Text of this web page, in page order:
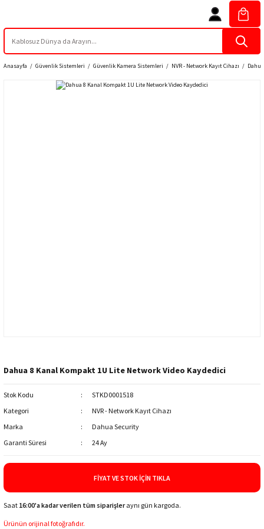
Anasayfa Güvenlik Sistemleri Güvenlik Kamera Sistemleri NVR - Network Kayıt Cihazı
Dahua 8 Kanal Kompakt 1U Lite Network Video Kaydedici
Stok Kodu
STKD0001518
Kategori
NVR - Network Kayıt Cihazı
Marka
Dahua Security
Garanti Süresi
24 Ay
FIYAT VE STOK İÇIN TIKLA
Saat 16:00'a kadar verilen tüm siparişleraynı gün kargoda.
Ürünün orijinal fotoğrafıdır.